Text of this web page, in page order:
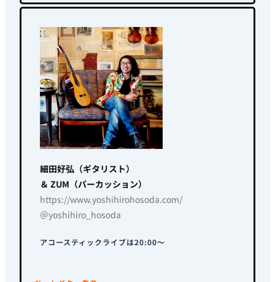
細田好弘（ギタリスト）
＆ ZUM（パーカッション）
https://www.yoshihirohosoda.com/
＠yoshihiro_hosoda
アコースティックライブは20:00～